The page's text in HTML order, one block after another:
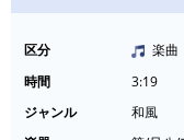
区分
楽曲
時間
3:19
ジャンル
和風